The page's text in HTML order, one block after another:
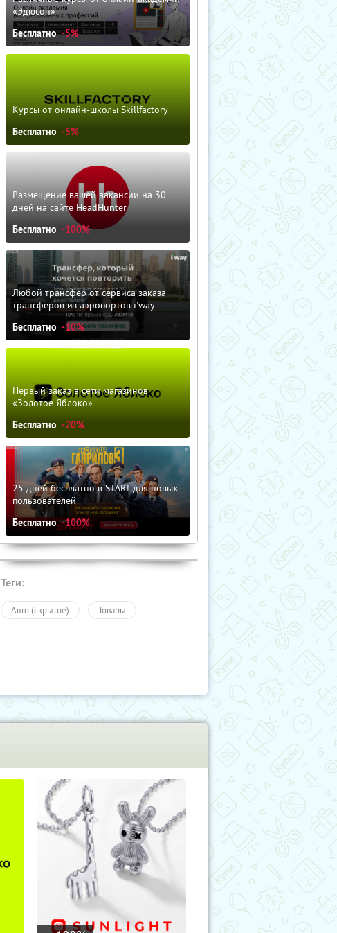
«Эдюсон»
Бесплатно -5%
Курсы от онлайн-школы Skillfactory
Бесплатно -5%
Размещение вашей вакансии на 30
дней на сайте HeadHunter
Бесплатно -100%
Любой трансфер от сервиса заказа
трансферов из аэропортов i'way
Бесплатно -10%
Первый заказ в сети магазинов
«Золотое Яблоко»
Бесплатно -20%
25 дней бесплатно в START для новых
пользователей
Бесплатно -100%
Теги:
Авто (скрытое) Товары